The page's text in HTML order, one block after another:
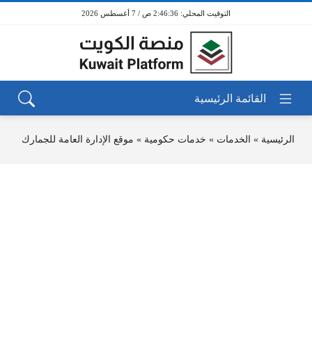
2:46:36 ص / 7 أغسطس 2026
الرئيسية » الخدمات » خدمات حكومية » موقع الإدارة العامة للجمارك